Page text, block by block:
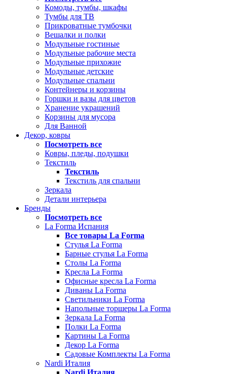
Комоды, тумбы, шкафы
Тумбы для ТВ
Прикроватные тумбочки
Вешалки и полки
Модульные гостиные
Модульные рабочие места
Модульные прихожие
Модульные детские
Модульные спальни
Контейнеры и корзины
Горшки и вазы для цветов
Хранение украшений
Корзины для мусора
Для Ванной
Декор, ковры
Посмотреть все
Ковры, пледы, подушки
Текстиль
Текстиль
Текстиль для спальни
Зеркала
Детали интерьера
Бренды
Посмотреть все
La Forma Испания
Все товары La Forma
Стулья La Forma
Барные стулья La Forma
Столы La Forma
Кресла La Forma
Офисные кресла La Forma
Диваны La Forma
Светильники La Forma
Напольные торшеры La Forma
Зеркала La Forma
Полки La Forma
Картины La Forma
Декор La Forma
Садовые Комплекты La Forma
Nardi Италия